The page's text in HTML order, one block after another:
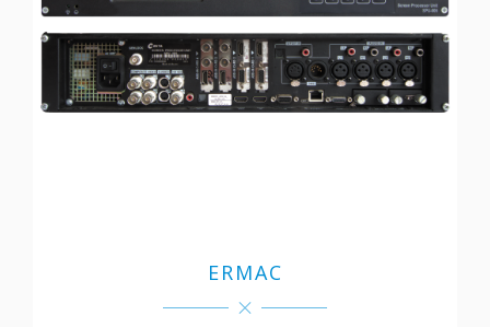
ERMAC